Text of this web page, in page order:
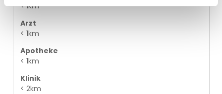
< 1km
Arzt
< 1km
Apotheke
< 1km
Klinik
< 2km